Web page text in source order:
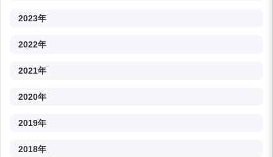
2023年
2022年
2021年
2020年
2019年
2018年